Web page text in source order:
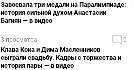
Завоевала три медали на Паралимпиаде:
история сильной духом Анастасии
Багиян — в видео
3 просмотра 0
Клава Кока и Дима Масленников
сыграли свадьбу. Кадры с торжества и
история пары — в видео